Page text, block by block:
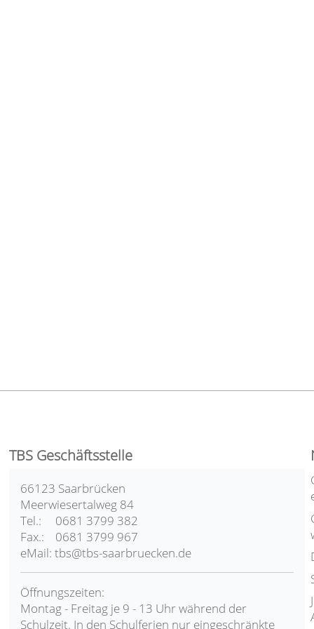
TBS Geschäftsstelle
66123 Saarbrücken
Meerwiesertalweg 84
Tel.: 0681 3799 382
Fax.: 0681 3799 967
eMail: tbs@tbs-saarbruecken.de
Öffnungszeiten:
Montag - Freitag je 9 - 13 Uhr während der
Schulzeit. In den Schulferien nur eingeschränkte